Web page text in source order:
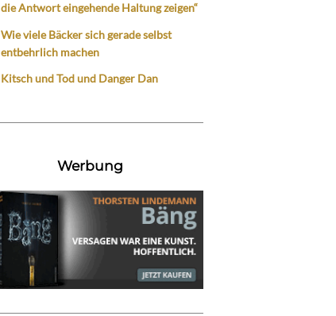
die Antwort eingehende Haltung zeigen“
Wie viele Bäcker sich gerade selbst
entbehrlich machen
Kitsch und Tod und Danger Dan
Werbung